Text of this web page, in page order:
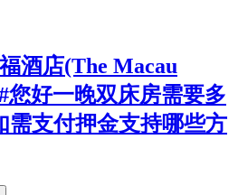
酒店(The Macau
您好一晚双床房需要多
需支付押金支持哪些方